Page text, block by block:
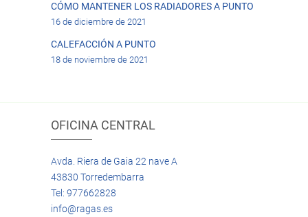
CÓMO MANTENER LOS RADIADORES A PUNTO
16 de diciembre de 2021
CALEFACCIÓN A PUNTO
18 de noviembre de 2021
OFICINA CENTRAL
Avda. Riera de Gaia 22 nave A
43830 Torredembarra
Tel: 977662828
info@ragas.es